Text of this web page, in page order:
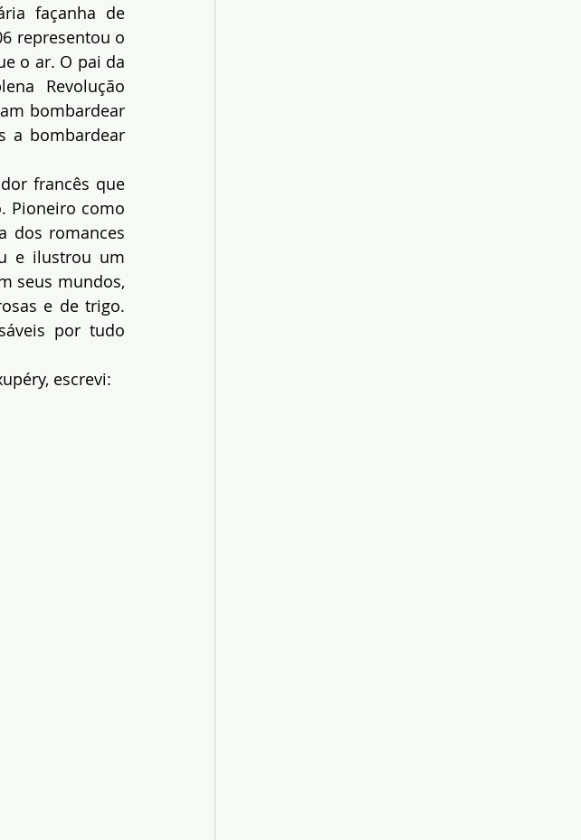
façanha de
representou o
o ar. O pai da
Revolução
bombardear
a bombardear
francês que
Pioneiro como
dos romances
e ilustrou um
seus mundos,
e de trigo.
por tudo
escrevi: